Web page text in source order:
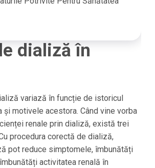
dializă în
variază în funcție de istoricul
și motivele acestora. Când vine vorba
renale prin dializă, există trei
procedura corectă de dializă,
pot reduce simptomele, îmbunătăți
activitatea renală în